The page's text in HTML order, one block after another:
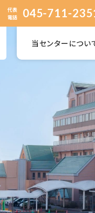
代表
電話
045-711-
当センターについ